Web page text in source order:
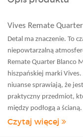
Vives Remate
Detal ma znaczenie. To
Remate Quarter Blanco
hiszpańskiej marki Vives.
niuanse sprawiają, że
praktyczny przedmiot,
między podłogą a
uosobieniem
Czytaj więcej